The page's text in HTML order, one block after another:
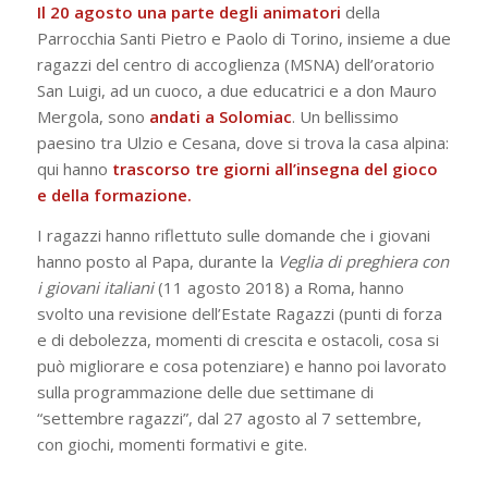
Il 20 agosto una parte degli animatori della
Parrocchia Santi Pietro e Paolo di Torino, insieme a due
ragazzi del centro di accoglienza (MSNA) dell’oratorio
San Luigi, ad un cuoco, a due educatrici e a don Mauro
Mergola, sono andati a Solomiac. Un bellissimo
paesino tra Ulzio e Cesana, dove si trova la casa alpina:
qui hanno trascorso tre giorni all’insegna del gioco
e della formazione.
I ragazzi hanno riflettuto sulle domande che i giovani
hanno posto al Papa, durante la Veglia di preghiera con
i giovani italiani(11 agosto 2018) a Roma, hanno
svolto una revisione dell’Estate Ragazzi (punti di forza
e di debolezza, momenti di crescita e ostacoli, cosa si
può migliorare e cosa potenziare) e hanno poi lavorato
sulla programmazione delle due settimane di
“settembre ragazzi”, dal 27 agosto al 7 settembre,
con giochi, momenti formativi e gite.